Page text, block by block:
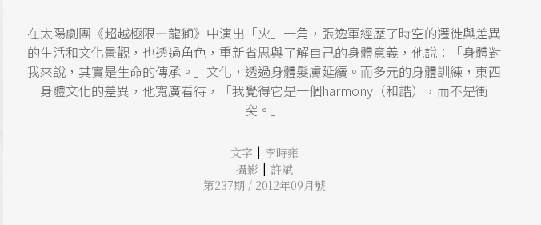
在太陽劇團《超越極限—龍獅》中演出「火」一角，張逸軍經歷了時空的遷徙與差異
的生活和文化景觀，也透過角色，重新省思與了解自己的身體意義，他說：「身體對
我來說，其實是生命的傳承。」文化，透過身體髮膚延續。而多元的身體訓練，東西
身體文化的差異，他寬廣看待，「我覺得它是一個harmony（和諧），而不是衝
突。」
文字 | 李時雍
攝影 | 許斌
第237期 / 2012年09月號